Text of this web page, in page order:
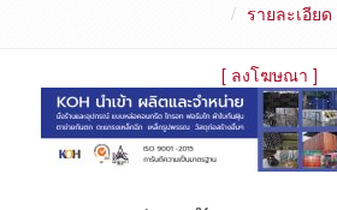
รายละเอียด
[ ลงโฆษณา ]